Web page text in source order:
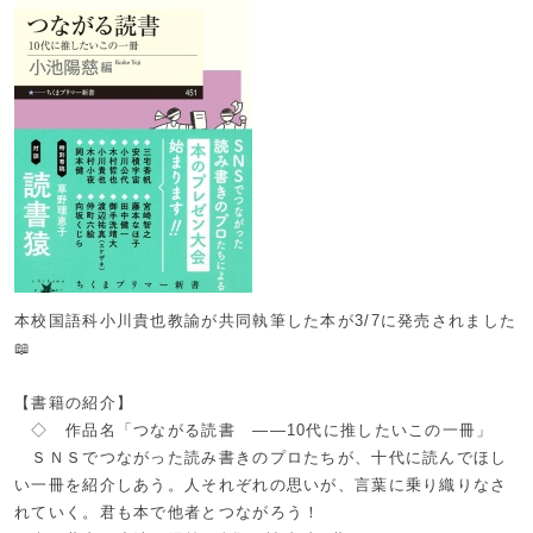
本校国語科小川貴也教諭が共同執筆した本が3/7に発売されました
📖
【書籍の紹介】
◇ 作品名「つながる読書 ——10代に推したいこの一冊」
ＳＮＳでつながった読み書きのプロたちが、十代に読んでほし
い一冊を紹介しあう。人それぞれの思いが、言葉に乗り織りなさ
れていく。君も本で他者とつながろう！